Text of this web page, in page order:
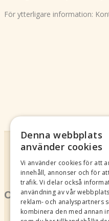
För ytterligare information:
Om oss
Denna webbplats
använder cookies
Vi använder cookies för att
innehåll, annonser och för
trafik. Vi delar också
användning av vår
reklam- och analyspartners
kombinera den med annan